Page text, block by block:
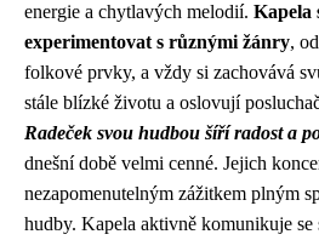
energie a chytlavých melodií. Kapela
experimentovat s různými žánry,
folkové prvky, a vždy si zachovává
stále blízké životu a oslovují
Radeček svou hudbou šíří radost a
dnešní době velmi cenné. Jejich
nezapomenutelným zážitkem plným
hudby. Kapela aktivně komunikuje